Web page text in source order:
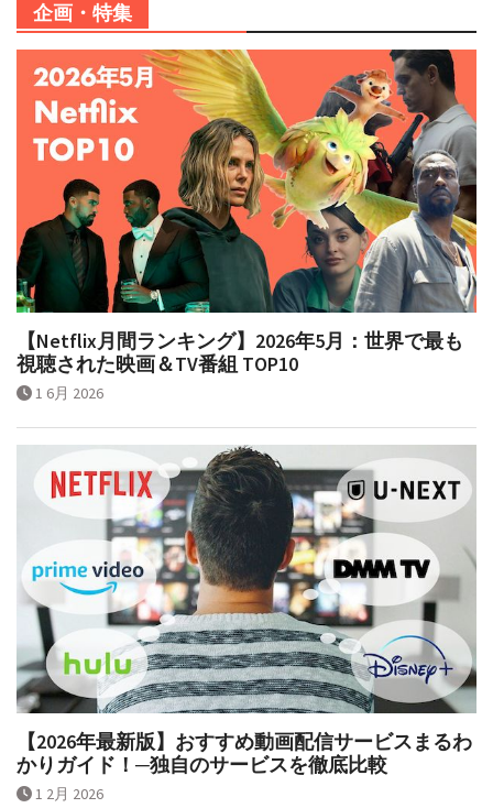
企画・特集
【Netflix月間ランキング】2026年5月：世界で最も
視聴された映画＆TV番組 TOP10
1 6月 2026
【2026年最新版】おすすめ動画配信サービスまるわ
かりガイド！─独自のサービスを徹底比較
1 2月 2026